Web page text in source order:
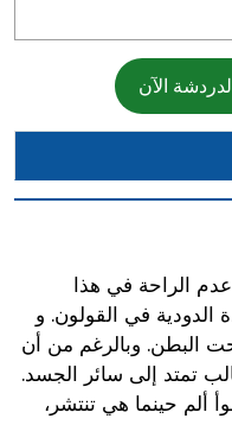
الآن
عدم الراحة في هذا
الدودية في القولون. و
البطن. وبالرغم من أن
تمتد إلى سائر الجسد.
ألم حينما هي تنتشر،